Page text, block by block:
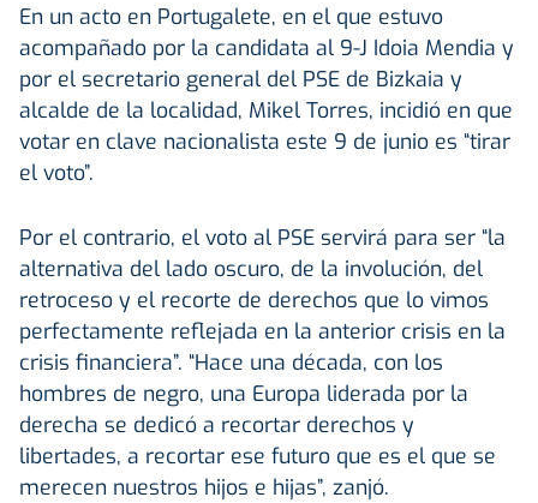
En un acto en Portugalete, en el que estuvo
acompañado por la candidata al 9-J Idoia Mendia y
por el secretario general del PSE de Bizkaia y
alcalde de la localidad, Mikel Torres, incidió en que
votar en clave nacionalista este 9 de junio es “tirar
el voto”.
Por el contrario, el voto al PSE servirá para ser “la
alternativa del lado oscuro, de la involución, del
retroceso y el recorte de derechos que lo vimos
perfectamente reflejada en la anterior crisis en la
crisis financiera”. “Hace una década, con los
hombres de negro, una Europa liderada por la
derecha se dedicó a recortar derechos y
libertades, a recortar ese futuro que es el que se
merecen nuestros hijos e hijas”, zanjó.